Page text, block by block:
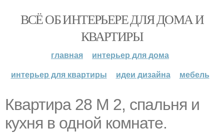
ВСЁ ОБ ИНТЕРЬЕРЕ ДЛЯ ДОМА И
КВАРТИРЫ
главная
интерьер для дома
интерьер для квартиры
идеи дизайна мебель
Квартира 28 М 2, спальня и
кухня в одной комнате.